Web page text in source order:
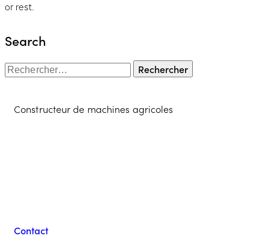
or rest.
Search
Constructeur de machines agricoles
Contact